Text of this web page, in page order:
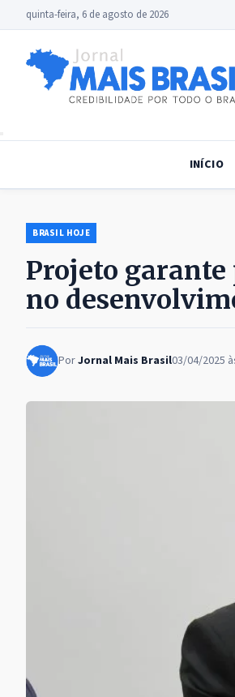
quinta-feira, 6 de agosto de 2026
INÍCIO
BRASIL HOJE
Projeto garante
no
PorJornal Mais Brasil03/04/2025